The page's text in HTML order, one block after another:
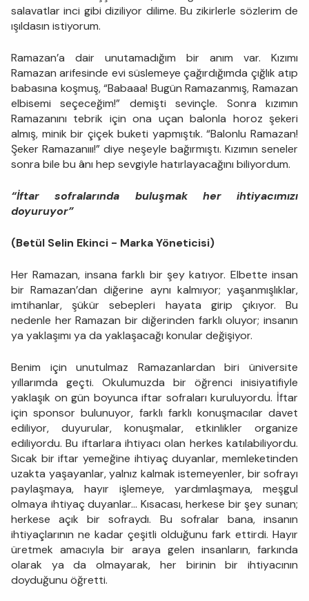
salavatlar inci gibi diziliyor dilime. Bu zikirlerle sözlerim de
ışıldasın istiyorum.
Ramazan’a dair unutamadığım bir anım var. Kızımı
Ramazan arifesinde evi süslemeye çağırdığımda çığlık atıp
babasına koşmuş, “Babaaa! Bugün Ramazanmış, Ramazan
elbisemi seçeceğim!” demişti sevinçle. Sonra kızımın
Ramazanını tebrik için ona uçan balonla horoz şekeri
almış, minik bir çiçek buketi yapmıştık. “Balonlu Ramazan!
Şeker Ramazanııı!” diye neşeyle bağırmıştı. Kızımın seneler
sonra bile bu ânı hep sevgiyle hatırlayacağını biliyordum.
“İftar sofralarında buluşmak her ihtiyacımızı
doyuruyor”
(Betül Selin Ekinci - Marka Yöneticisi)
Her Ramazan, insana farklı bir şey katıyor. Elbette insan
bir Ramazan’dan diğerine aynı kalmıyor; yaşanmışlıklar,
imtihanlar, şükür sebepleri hayata girip çıkıyor. Bu
nedenle her Ramazan bir diğerinden farklı oluyor; insanın
ya yaklaşımı ya da yaklaşacağı konular değişiyor.
Benim için unutulmaz Ramazanlardan biri üniversite
yıllarımda geçti. Okulumuzda bir öğrenci inisiyatifiyle
yaklaşık on gün boyunca iftar sofraları kuruluyordu. İftar
için sponsor bulunuyor, farklı farklı konuşmacılar davet
ediliyor, duyurular, konuşmalar, etkinlikler organize
ediliyordu. Bu iftarlara ihtiyacı olan herkes katılabiliyordu.
Sıcak bir iftar yemeğine ihtiyaç duyanlar, memleketinden
uzakta yaşayanlar, yalnız kalmak istemeyenler, bir sofrayı
paylaşmaya, hayır işlemeye, yardımlaşmaya, meşgul
olmaya ihtiyaç duyanlar… Kısacası, herkese bir şey sunan;
herkese açık bir sofraydı. Bu sofralar bana, insanın
ihtiyaçlarının ne kadar çeşitli olduğunu fark ettirdi. Hayır
üretmek amacıyla bir araya gelen insanların, farkında
olarak ya da olmayarak, her birinin bir ihtiyacının
doyduğunu öğretti.